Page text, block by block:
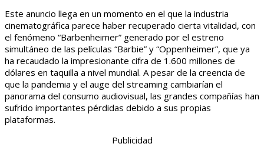
Este anuncio llega en un momento en el que la industria
cinematográfica parece haber recuperado cierta vitalidad, con
el fenómeno “Barbenheimer” generado por el estreno
simultáneo de las películas “Barbie” y “Oppenheimer”, que ya
ha recaudado la impresionante cifra de 1.600 millones de
dólares en taquilla a nivel mundial. A pesar de la creencia de
que la pandemia y el auge del streaming cambiarían el
panorama del consumo audiovisual, las grandes compañías han
sufrido importantes pérdidas debido a sus propias
plataformas.
Publicidad